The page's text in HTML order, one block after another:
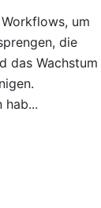
um
die
das Wachstum
hab...